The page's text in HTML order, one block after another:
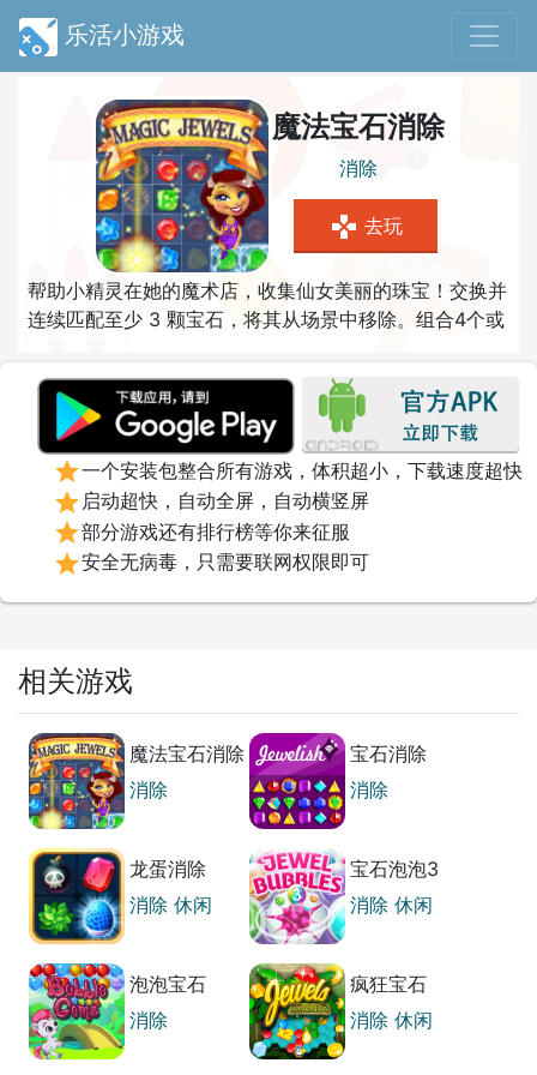
乐活小游戏
魔法宝石消除
消除
gamepad 去玩
帮助小精灵在她的魔术店，收集仙女美丽的珠宝！交换并
连续匹配至少 3 颗宝石，将其从场景中移除。组合4个或
石或清除某些区域。完成所有订单以完成一个级别，并在
您卡住时使用强大的道具。通过完成目标，与强大的
Boss战斗，并尝试击败所有101关卡赚取额外的硬币！
star一个安装包整合所有游戏，体积超小，下载速度超快
star 启动超快，自动全屏，自动横竖屏
star部分游戏还有排行榜等你来征服
star安全无病毒，只需要联网权限即可
相关游戏
魔法宝石消除
消除
宝石消除
消除
龙蛋消除
消除 休闲
宝石泡泡3
消除 休闲
泡泡宝石
消除
疯狂宝石
消除 休闲